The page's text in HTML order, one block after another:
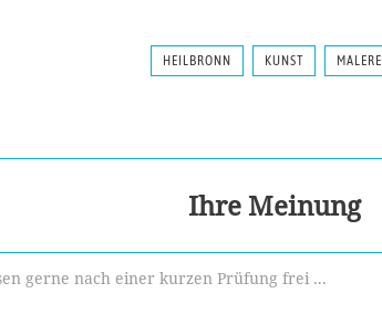
HEILBRONN KUNST MALEREI
Ihre Meinung